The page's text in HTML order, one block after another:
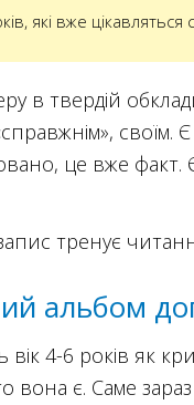
які вже
в твердій
своїм.
це вже факт.
тренує
альбом
вік 4-6 років як
вона є. Саме